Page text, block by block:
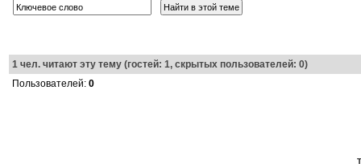
1чел. читают эту тему (гостей: 1, скрытых пользователей: 0)
Пользователей: 0